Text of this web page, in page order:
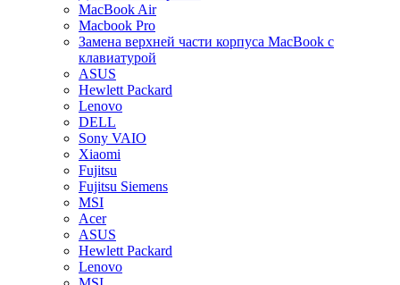
MacBook Air
Macbook Pro
Замена верхней части корпуса MacBook с
клавиатурой
ASUS
Hewlett Packard
Lenovo
DELL
Sony VAIO
Xiaomi
Fujitsu
Fujitsu Siemens
MSI
Acer
ASUS
Hewlett Packard
Lenovo